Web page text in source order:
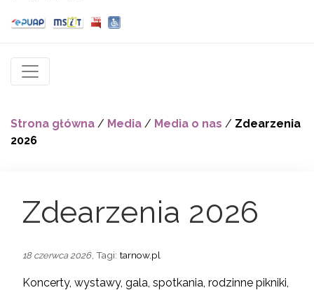
Strona główna / Media / Media o nas / Zdearzenia
2026
Zdearzenia 2026
18 czerwca 2026 , Tagi: tarnow.pl
Koncerty, wystawy, gala, spotkania, rodzinne pikniki,